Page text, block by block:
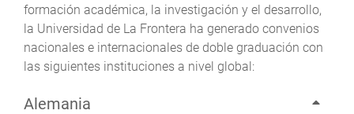
formación académica, la investigación y el desarrollo,
la Universidad de La Frontera ha generado convenios
nacionales e internacionales de doble graduación con
las siguientes instituciones a nivel global:
Alemania